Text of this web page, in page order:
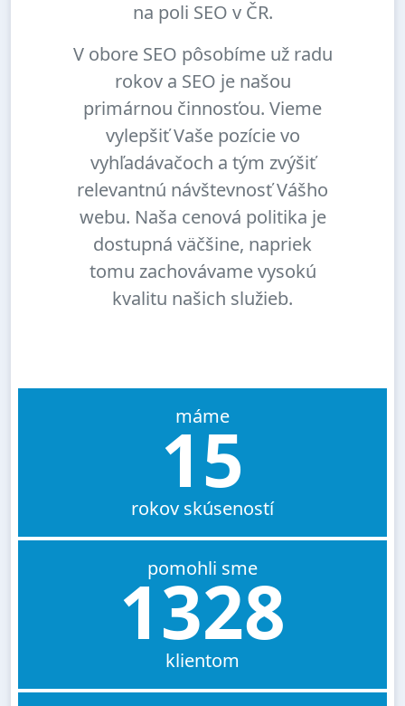
na poli SEO v ČR.
V obore SEO pôsobíme už radu
rokov a SEO je našou
primárnou činnosťou. Vieme
vylepšiť Vaše pozície vo
vyhľadávačoch a tým zvýšiť
relevantnú návštevnosť Vášho
webu. Naša cenová politika je
dostupná väčšine, napriek
tomu zachovávame vysokú
kvalitu našich služieb.
máme
15
rokov skúseností
pomohli sme
1328
klientom